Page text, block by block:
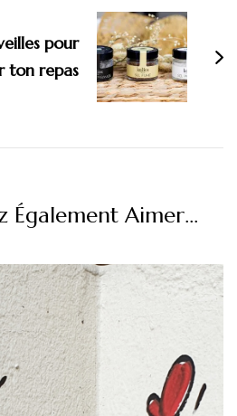
pour
ton repas
Également Aimer...